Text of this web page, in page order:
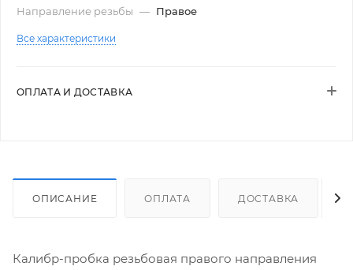
Направление резьбы — Правое
Все характеристики
ОПЛАТА И ДОСТАВКА
ОПИСАНИЕ ОПЛАТА ДОСТАВКА
Калибр-пробка резьбовая правого направления